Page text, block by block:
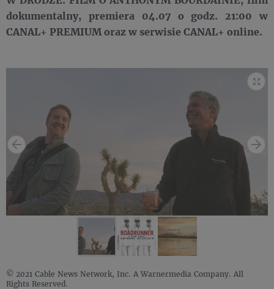
dokumentalny, premiera 04.07 o godz. 21:00 w
CANAL+ PREMIUM oraz w serwisie CANAL+ online.
© 2021 Cable News Network, Inc. A Warnermedia Company. All
Rights Reserved.